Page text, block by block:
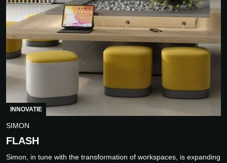
INNOVATIE
SIMON
FLASH
Simon, in tune with the transformation of workspaces, is expanding